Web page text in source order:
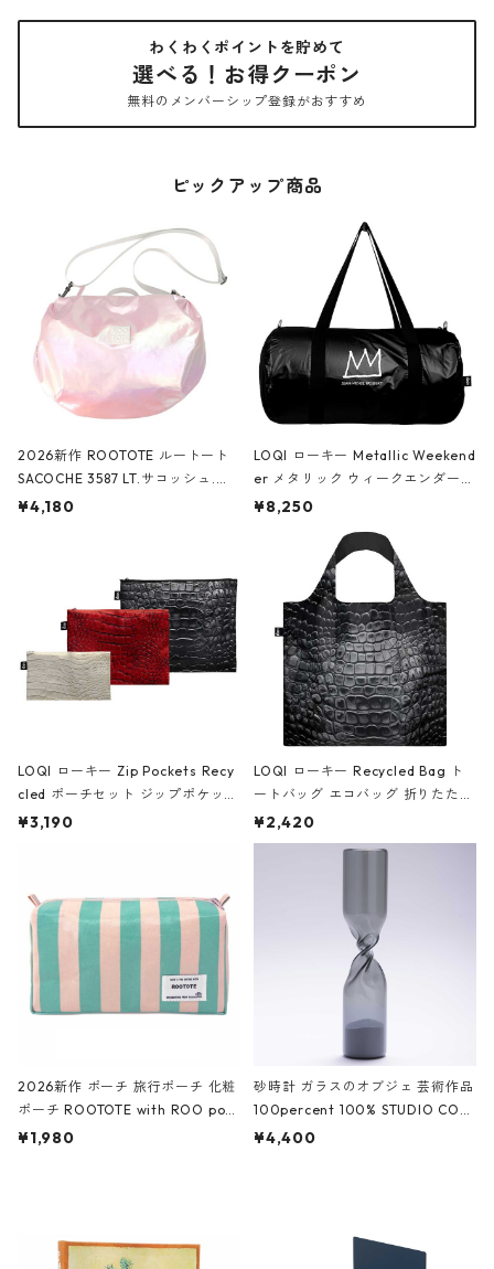
わくわくポイントを貯めて
選べる！お得クーポン
無料のメンバーシップ登録がおすすめ
ピックアップ商品
2026新作 ROOTOTE ルートート
SACOCHE 3587 LT.サコッシュ.ル
ミエ-B ショルダーバッグ グロスピ
¥4,180
LOQI ローキー Metallic Weekend
er メタリック ウィークエンダー
ボストンバッグ ショルダーバッグ
Black ジャン=ミッシェル・バスキ
ア/クラウン ブラック
¥8,250
LOQI ローキー Zip Pockets Recy
cled ポーチセット ジップポケット
ファスナーポーチ 撥水加工 トラベ
ーガンディー、オフホワイト
¥3,190
LOQI ローキー Recycled Bag ト
ートバッグ エコバッグ 折りたたみ
大きめ 撥水加工 収納ポーチ CRO
CODILE/Black クロコダイル/ブラ
¥2,420
2026新作 ポーチ 旅行ポーチ 化粧
ポーチ ROOTOTE with ROO pou
ch 3532 ルートート WR.ポーチ.ラ
¥1,980
砂時計 ガラスのオブジェ 芸術作品
100percent 100% STUDIO COH
AKU Timeless 100パーセント ス
¥4,400